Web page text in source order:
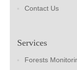
Contact Us
Services
Forests